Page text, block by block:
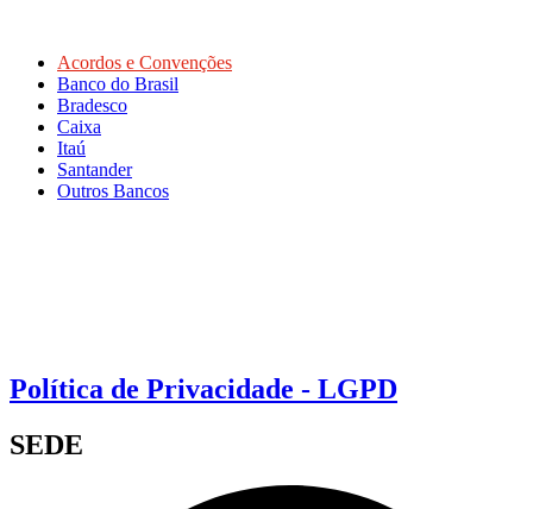
Acordos e Convenções
Banco do Brasil
Bradesco
Caixa
Itaú
Santander
Outros Bancos
Política de Privacidade - LGPD
SEDE